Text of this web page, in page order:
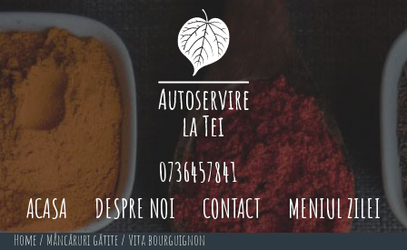
ACASA DESPRE NOI CONTACT MENIUL ZILEI
0736457841
Home / Mâncăruri gătite / Vita bourguignon